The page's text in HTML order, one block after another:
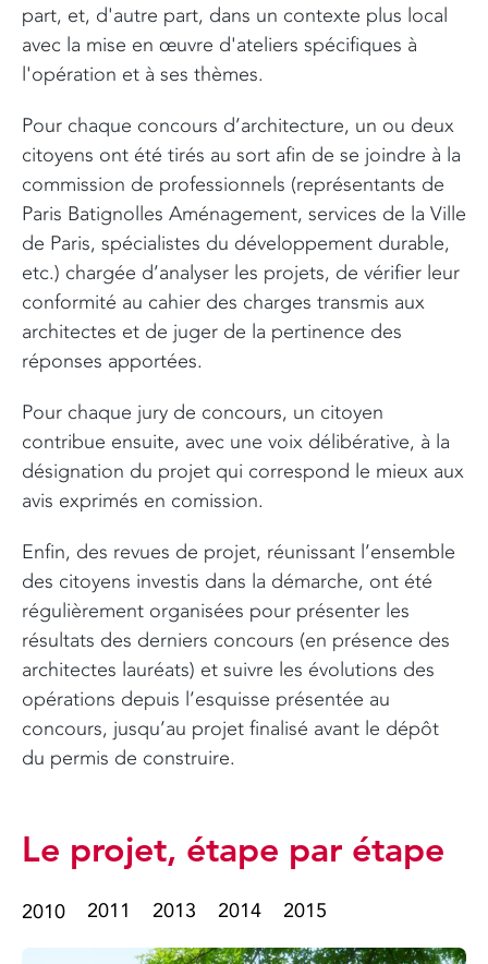
part, et, d'autre part, dans un contexte plus local
avec la mise en œuvre d'ateliers spécifiques à
l'opération et à ses thèmes.
Pour chaque concours d’architecture, un ou deux
citoyens ont été tirés au sort afin de se joindre à la
commission de professionnels (représentants de
Paris Batignolles Aménagement, services de la Ville
de Paris, spécialistes du développement durable,
etc.) chargée d’analyser les projets, de vérifier leur
conformité au cahier des charges transmis aux
architectes et de juger de la pertinence des
réponses apportées.
Pour chaque jury de concours, un citoyen
contribue ensuite, avec une voix délibérative, à la
désignation du projet qui correspond le mieux aux
avis exprimés en comission.
Enfin, des revues de projet, réunissant l’ensemble
des citoyens investis dans la démarche, ont été
régulièrement organisées pour présenter les
résultats des derniers concours (en présence des
architectes lauréats) et suivre les évolutions des
opérations depuis l’esquisse présentée au
concours, jusqu’au projet finalisé avant le dépôt
du permis de construire.
Le projet, étape par étape
2010 2011 2013 2014 2015